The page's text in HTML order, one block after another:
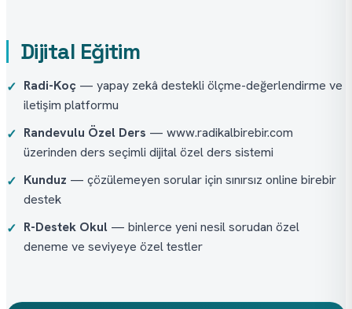
Dijital Eğitim
✓ Radi-Koç — yapay zekâ destekli ölçme-değerlendirme ve
iletişim platformu
✓ Randevulu Özel Ders — www.radikalbirebir.com
üzerinden ders seçimli dijital özel ders sistemi
✓ Kunduz — çözülemeyen sorular için sınırsız online birebir
destek
✓ R-Destek Okul — binlerce yeni nesil sorudan özel
deneme ve seviyeye özel testler